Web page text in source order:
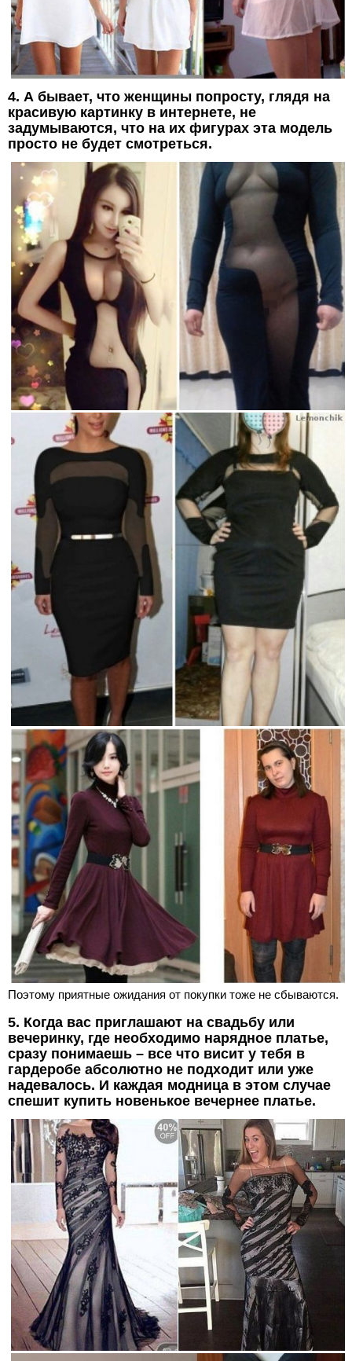
4. А бывает, что женщины попросту, глядя на
красивую картинку в интернете, не
задумываются, что на их фигурах эта модель
просто не будет смотреться.
Поэтому приятные ожидания от покупки тоже не сбываются.
5. Когда вас приглашают на свадьбу или
вечеринку, где необходимо нарядное платье,
сразу понимаешь – все что висит у тебя в
гардеробе абсолютно не подходит или уже
надевалось. И каждая модница в этом случае
спешит купить новенькое вечернее платье.